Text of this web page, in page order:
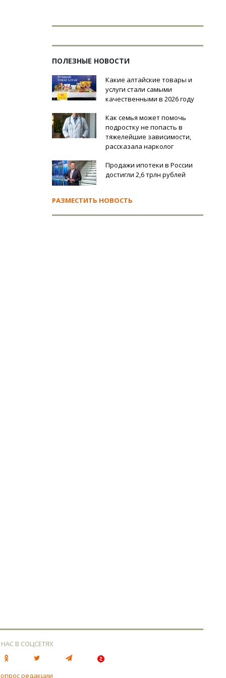
ПОЛЕЗНЫЕ НОВОСТИ
Какие алтайские товары и
услуги стали самыми
качественными в 2026 году
Как семья может помочь
подростку не попасть в
тяжелейшие зависимости,
рассказала нарколог
Продажи ипотеки в России
достигли 2,6 трлн рублей
РАЗМЕСТИТЬ НОВОСТЬ
В СОЦСЕТЯХ
редакции